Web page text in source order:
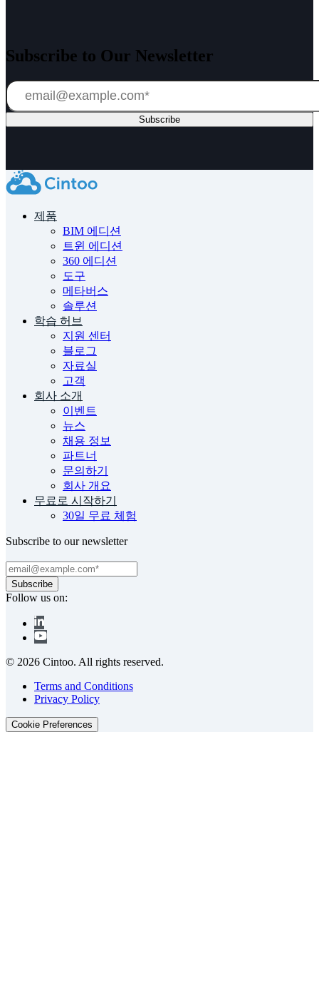
Subscribe to Our Newsletter
제품
BIM 에디션
트윈 에디션
360 에디션
도구
메타버스
솔루션
학습 허브
지원 센터
블로그
자료실
고객
회사 소개
이벤트
뉴스
채용 정보
파트너
문의하기
회사 개요
무료로 시작하기
30일 무료 체험
Subscribe to our newsletter
Follow us on:
© 2026 Cintoo. All rights reserved.
Terms and Conditions
Privacy Policy
Cookie Preferences